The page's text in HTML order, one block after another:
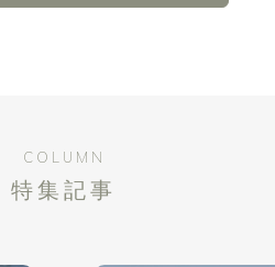
COLUMN
特集記事